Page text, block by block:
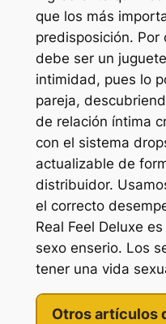
que los más
predisposición.
debe ser un
intimidad, pues lo
pareja,
de relación íntima
con el sistema
actualizable de
distribuidor.
el correcto
Real Feel Deluxe
sexo enserio. Los
tener una vida
Otros artículos